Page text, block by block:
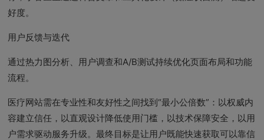
好度。
用户反馈与迭代
通过热力图分析、用户调查和A/B测试持续优化页面布局和功能
流程。
医疗网站需在专业性和友好性之间找到“最小公倍数”：以权威内
容建立信任，以直观设计降低使用门槛，以技术保障安全，以用
户需求驱动服务升级。最终目标是让用户既能快速获取可以靠信